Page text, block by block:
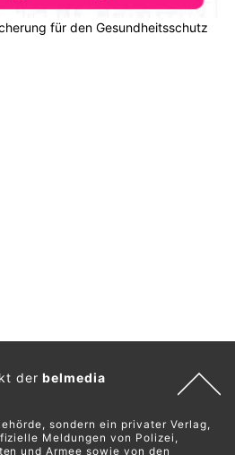
für den Gesundheitsschutz
derbelmedia
sondern ein privater Verlag,
Meldungen von Polizei,
und Armee sowie von den